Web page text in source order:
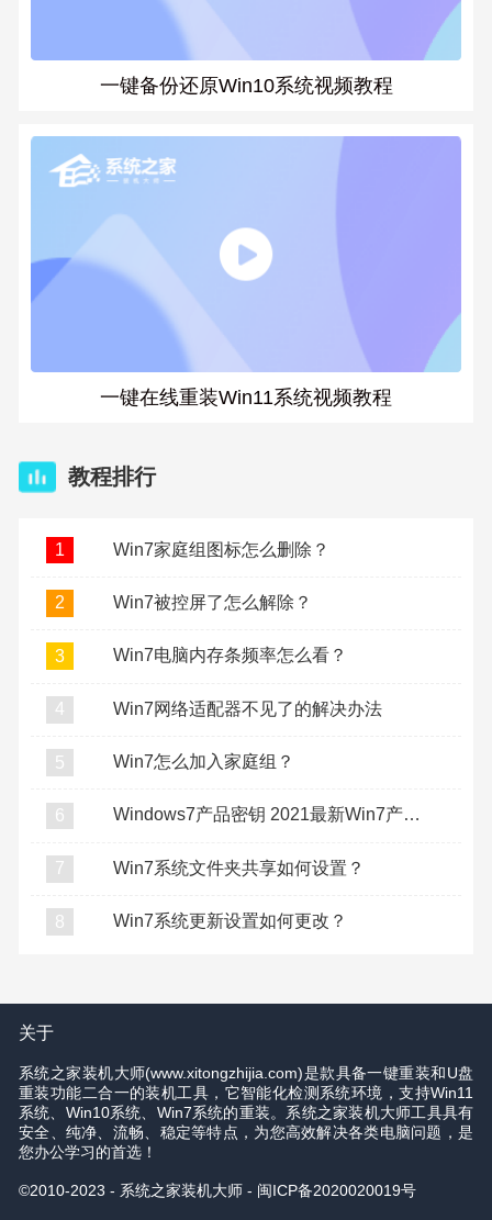
一键备份还原Win10系统视频教程
一键在线重装Win11系统视频教程
教程排行
1 Win7家庭组图标怎么删除？
2 Win7被控屏了怎么解除？
3 Win7电脑内存条频率怎么看？
4 Win7网络适配器不见了的解决办法
5 Win7怎么加入家庭组？
6 Windows7产品密钥 2021最新Win7产品密钥分享
7 Win7系统文件夹共享如何设置？
8 Win7系统更新设置如何更改？
关于
系统之家装机大师(www.xitongzhijia.com)是款具备一键重装和U盘
重装功能二合一的装机工具，它智能化检测系统环境，支持Win11
系统、Win10系统、Win7系统的重装。系统之家装机大师工具具有
安全、纯净、流畅、稳定等特点，为您高效解决各类电脑问题，是
您办公学习的首选！
©2010-2023 - 系统之家装机大师 - 闽ICP备2020020019号